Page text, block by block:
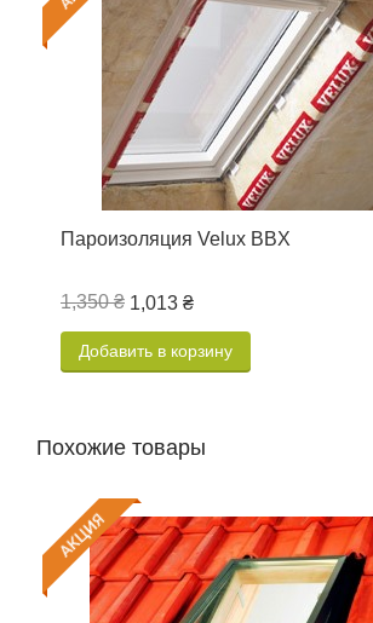
Пароизоляция Velux BBX
1,350 ₴ 1,013 ₴
Добавить в корзину
Похожие товары